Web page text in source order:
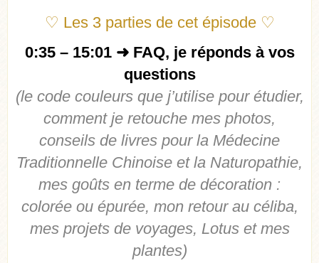
♡ Les 3 parties de cet épisode ♡
0:35 – 15:01 ➜ FAQ, je réponds à vos
questions
(le code couleurs que j’utilise pour étudier,
comment je retouche mes photos,
conseils de livres pour la Médecine
Traditionnelle Chinoise et la Naturopathie,
mes goûts en terme de décoration :
colorée ou épurée, mon retour au céliba,
mes projets de voyages, Lotus et mes
plantes)